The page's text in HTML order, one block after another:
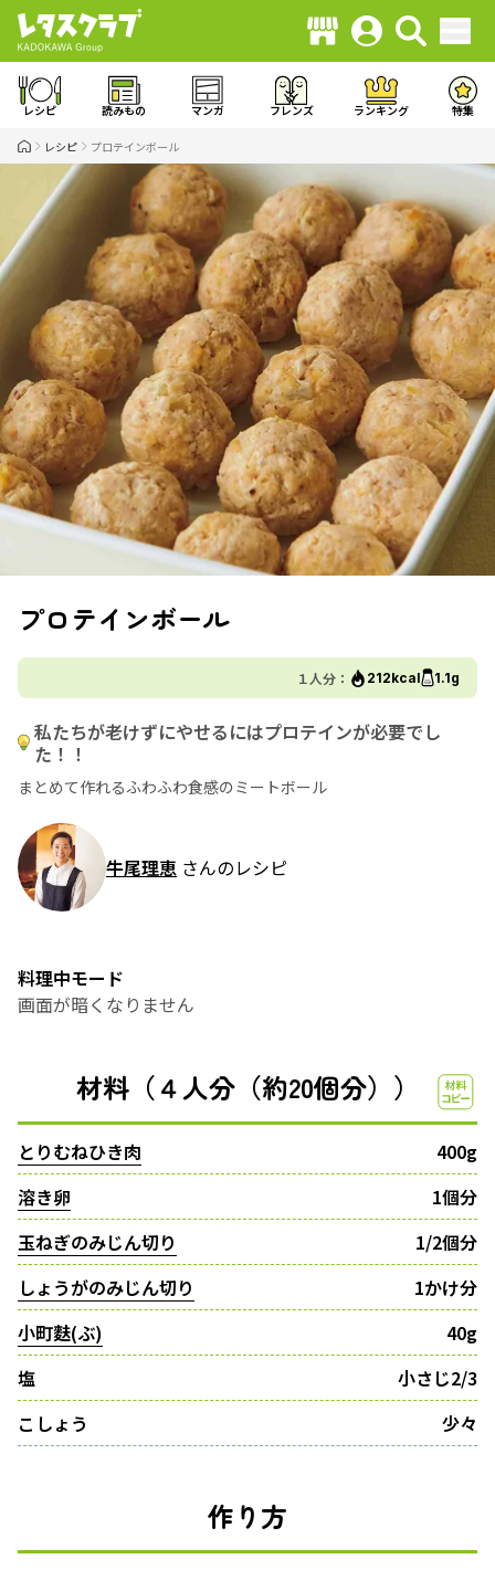
レシピ 読みもの マンガ フレンズ ランキング 特集
レシピ プロテインボール
プロテインボール
１人分： 212kcal 1.1g
私たちが老けずにやせるにはプロテインが必要でし
た！！
まとめて作れるふわふわ食感のミートボール
牛尾理恵 さんのレシピ
料理中モード
画面が暗くなりません
材料（４人分（約20個分））
とりむねひき肉
400g
溶き卵
1個分
玉ねぎのみじん切り
1/2個分
しょうがのみじん切り
1かけ分
小町麩(ぶ)
40g
塩
小さじ2/3
こしょう
少々
作り方